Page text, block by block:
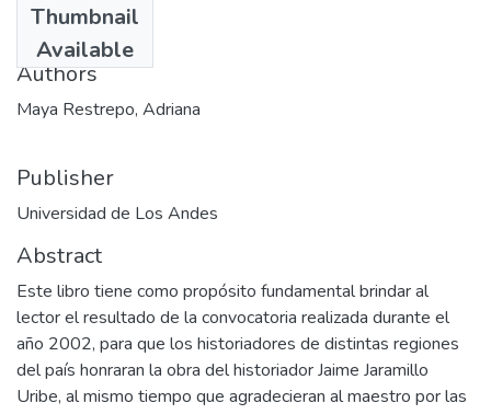
Thumbnail
Available
2003-07
Authors
Maya Restrepo, Adriana
Publisher
Universidad de Los Andes
Abstract
Este libro tiene como propósito fundamental brindar al
lector el resultado de la convocatoria realizada durante el
año 2002, para que los historiadores de distintas regiones
del país honraran la obra del historiador Jaime Jaramillo
Uribe, al mismo tiempo que agradecieran al maestro por las